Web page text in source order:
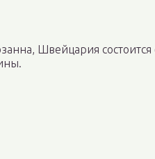
Швейцария